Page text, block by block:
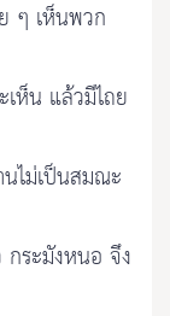
ๆ เห็นพวก
ห็น แล้วมีไถย
ไม่เป็นสมณะ
กระมังหนอ จึง